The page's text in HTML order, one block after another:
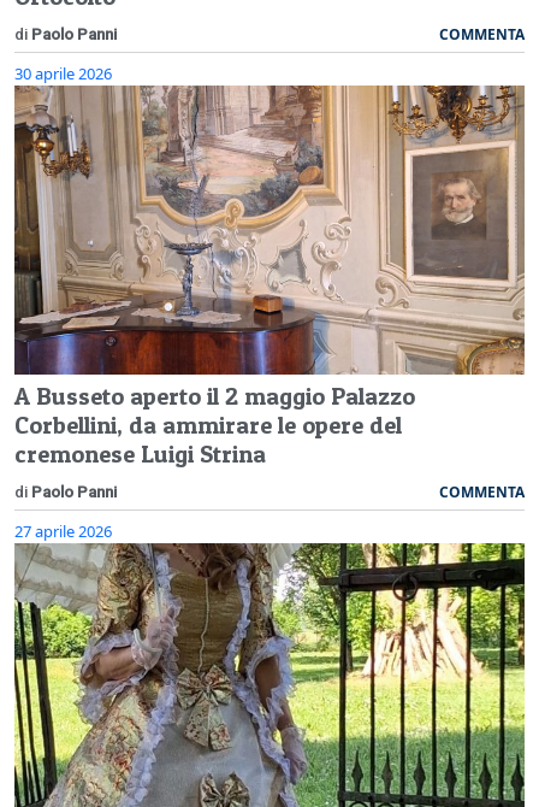
di Paolo Panni COMMENTA
30 aprile 2026
A Busseto aperto il 2 maggio Palazzo
Corbellini, da ammirare le opere del
cremonese Luigi Strina
di Paolo Panni COMMENTA
27 aprile 2026